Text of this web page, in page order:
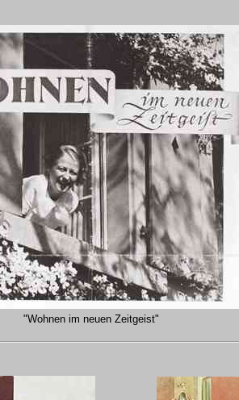
"Wohnen im neuen Zeitgeist"